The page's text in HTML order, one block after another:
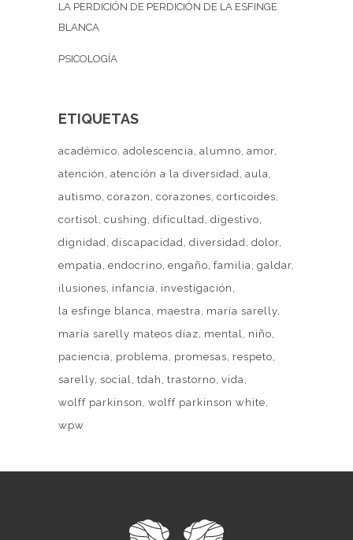
LA PERDICIÓN DE PERDICIÓN DE LA ESFINGE
BLANCA
PSICOLOGÍA
ETIQUETAS
académico adolescencia alumno amor
atención atención a la diversidad aula
autismo corazon corazones corticoides
cortisol cushing dificultad digestivo
dignidad discapacidad diversidad dolor
empatía endocrino engaño familia galdar
ilusiones infancia investigación
la esfinge blanca maestra maría sarelly
maría sarelly mateos díaz mental niño
paciencia problema promesas respeto
sarelly social tdah trastorno vida
wolff parkinson wolff parkinson white
wpw